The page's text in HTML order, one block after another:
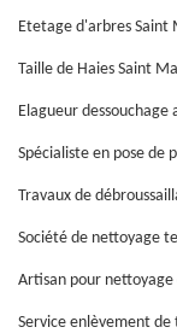
Etetage d'arbres Saint
Taille de Haies Saint
Elagueur
Spécialiste en pose de
Travaux de
Société de nettoyage
Artisan pour
Service enlèvement